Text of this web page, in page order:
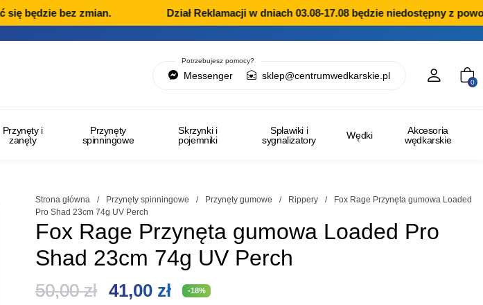
bez zmian. Dział Reklamacji w dniach 03.08-17.08 będzie niedostępny z
Potrzebujesz pomocy?
Messenger sklep@centrumwedkarskie.pl
0
Przynęty i
zanęty
Przynęty
spinningowe
Skrzynki i
pojemniki
Spławiki i
sygnalizatory
Wędki
Akcesoria
wędkarskie
Strona główna / Przynęty spinningowe / Przynęty gumowe / Rippery /
Fox Rage Przynęta gumowa Loaded
Pro Shad 23cm 74g UV Perch
Fox Rage Przynęta gumowa Loaded Pro
Shad 23cm 74g UV Perch
50,00zł Pierwotna
41,00 złAktualna
-18%